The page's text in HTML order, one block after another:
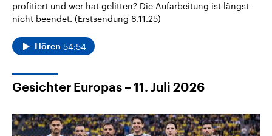
profitiert und wer hat gelitten? Die Aufarbeitung ist längst
nicht beendet. (Erstsendung 8.11.25)
Hören 54:54
Gesichter Europas – 11. Juli 2026